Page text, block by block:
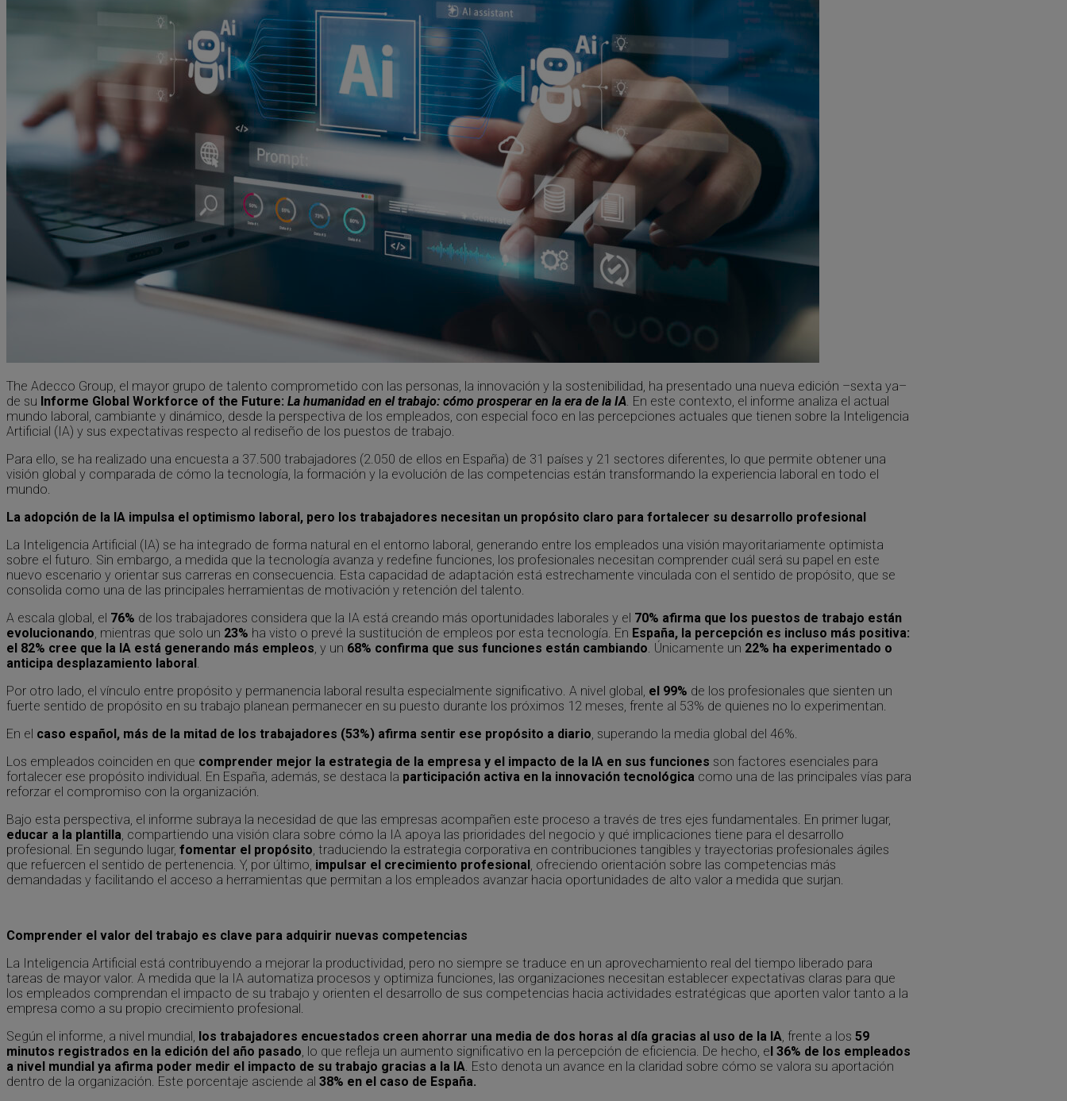
The Adecco Group, el mayor grupo de talento comprometido con las personas, la innovación y la sostenibilidad, ha presentado una nueva edición –sexta ya–
de su Informe Global Workforce of the Future: La humanidad en el trabajo: cómo prosperar en la era de la IA. En este contexto, el informe analiza el actual
mundo laboral, cambiante y dinámico, desde la perspectiva de los empleados, con especial foco en las percepciones actuales que tienen sobre la Inteligencia
Artificial (IA) y sus expectativas respecto al rediseño de los puestos de trabajo.
Para ello, se ha realizado una encuesta a 37.500 trabajadores (2.050 de ellos en España) de 31 países y 21 sectores diferentes, lo que permite obtener una
visión global y comparada de cómo la tecnología, la formación y la evolución de las competencias están transformando la experiencia laboral en todo el
mundo.
La adopción de la IA impulsa el optimismo laboral, pero los trabajadores necesitan un propósito claro para fortalecer su desarrollo profesional
La Inteligencia Artificial (IA) se ha integrado de forma natural en el entorno laboral, generando entre los empleados una visión mayoritariamente optimista
sobre el futuro. Sin embargo, a medida que la tecnología avanza y redefine funciones, los profesionales necesitan comprender cuál será su papel en este
nuevo escenario y orientar sus carreras en consecuencia. Esta capacidad de adaptación está estrechamente vinculada con el sentido de propósito, que se
consolida como una de las principales herramientas de motivación y retención del talento.
A escala global, el 76% de los trabajadores considera que la IA está creando más oportunidades laborales y el 70% afirma que los puestos de trabajo están
evolucionando, mientras que solo un 23% ha visto o prevé la sustitución de empleos por esta tecnología. En España, la percepción es incluso más positiva:
el 82% cree que la IA está generando más empleos, y un 68% confirma que sus funciones están cambiando. Únicamente un 22% ha experimentado o
anticipa desplazamiento laboral .
Por otro lado, el vínculo entre propósito y permanencia laboral resulta especialmente significativo. A nivel global, el 99% de los profesionales que sienten un
fuerte sentido de propósito en su trabajo planean permanecer en su puesto durante los próximos 12 meses, frente al 53% de quienes no lo experimentan.
En el caso español, más de la mitad de los trabajadores (53%) afirma sentir ese propósito a diario, superando la media global del 46%.
Los empleados coinciden en que comprender mejor la estrategia de la empresa y el impacto de la IA en sus funciones son factores esenciales para
fortalecer ese propósito individual. En España, además, se destaca la participación activa en la innovación tecnológica como una de las principales vías para
reforzar el compromiso con la organización.
Bajo esta perspectiva, el informe subraya la necesidad de que las empresas acompañen este proceso a través de tres ejes fundamentales. En primer lugar,
educar a la plantilla, compartiendo una visión clara sobre cómo la IA apoya las prioridades del negocio y qué implicaciones tiene para el desarrollo
profesional. En segundo lugar, fomentar el propósito, traduciendo la estrategia corporativa en contribuciones tangibles y trayectorias profesionales ágiles
que refuercen el sentido de pertenencia. Y, por último, impulsar el crecimiento profesional , ofreciendo orientación sobre las competencias más
demandadas y facilitando el acceso a herramientas que permitan a los empleados avanzar hacia oportunidades de alto valor a medida que surjan.
Comprender el valor del trabajo es clave para adquirir nuevas competencias
La Inteligencia Artificial está contribuyendo a mejorar la productividad, pero no siempre se traduce en un aprovechamiento real del tiempo liberado para
tareas de mayor valor. A medida que la IA automatiza procesos y optimiza funciones, las organizaciones necesitan establecer expectativas claras para que
los empleados comprendan el impacto de su trabajo y orienten el desarrollo de sus competencias hacia actividades estratégicas que aporten valor tanto a la
empresa como a su propio crecimiento profesional.
Según el informe, a nivel mundial, los trabajadores encuestados creen ahorrar una media de dos horas al día gracias al uso de la IA, frente a los 59
minutos registrados en la edición del año pasado, lo que refleja un aumento significativo en la percepción de eficiencia. De hecho, e l 36% de los empleados
a nivel mundial ya afirma poder medir el impacto de su trabajo gracias a la IA. Esto denota un avance en la claridad sobre cómo se valora su aportación
dentro de la organización. Este porcentaje asciende al 38% en el caso de España.